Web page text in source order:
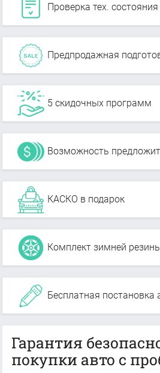
Проверка тех.
Предпродажная
5 скидочных программ
Возможность
КАСКО в подарок
Комплект зимней
Бесплатная постановка
Гарантия
покупки авто с